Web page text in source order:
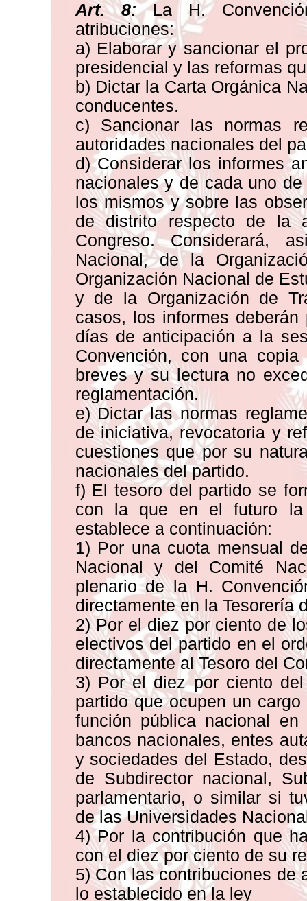
Art. 8:La H.
atribuciones:
a) Elaborar y sancionar el
presidencial y las reformas
b) Dictar la Carta Orgánica
conducentes.
c) Sancionar las normas
autoridades nacionales del
d) Considerar los informes
nacionales y de cada uno
los mismos y sobre las
de distrito respecto de la
Congreso. Considerará,
Nacional, de la
Organización Nacional de
y de la Organización de
casos, los informes
días de anticipación a la
Convención, con una
breves y su lectura no
reglamentación.
e) Dictar las normas
de iniciativa, revocatoria y
cuestiones que por su
nacionales del partido.
f) El tesoro del partido se
con la que en el futuro la
establece a continuación:
1) Por una cuota mensual
Nacional y del Comité
plenario de la H.
directamente en la Tesorería
2) Por el diez por ciento de
electivos del partido en el
directamente al Tesoro del
3) Por el diez por ciento
partido que ocupen un
función pública nacional
bancos nacionales, entes
y sociedades del Estado,
de Subdirector nacional,
parlamentario, o similar si
de las Universidades
4) Por la contribución que
con el diez por ciento de su
5) Con las contribuciones de
lo establecido en la ley